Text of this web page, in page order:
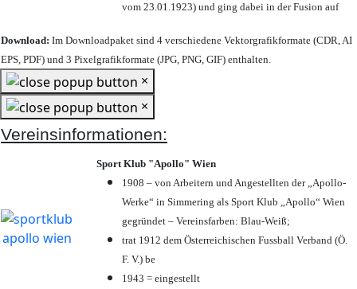
vom 23.01.1923) und ging dabei in der Fusion auf
Download: Im Downloadpaket sind 4 verschiedene Vektorgrafikformate (CDR, AI
EPS, PDF) und 3 Pixelgrafikformate (JPG, PNG, GIF) enthalten.
×
×
Vereinsinformationen:
Sport Klub "Apollo" Wien
1908 – von Arbeitern und Angestellten der „Apollo-
Werke“ in Simmering als Sport Klub „Apollo“ Wien
gegründet – Vereinsfarben: Blau-Weiß;
trat 1912 dem Österreichischen Fussball Verband (Ö.
F. V.) be
1943 = eingestellt